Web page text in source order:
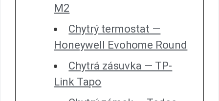
M2
Chytrý termostat —
Honeywell Evohome Round
Chytrá zásuvka — TP-
Link Tapo